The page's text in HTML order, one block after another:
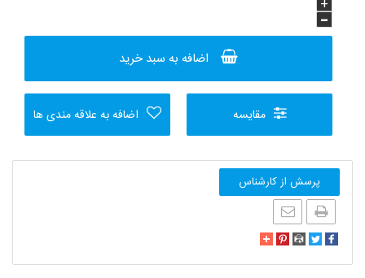
اضافه به سبد خرید
مقایسه اضافه به علاقه مندی ها
پرسش از کارشناس